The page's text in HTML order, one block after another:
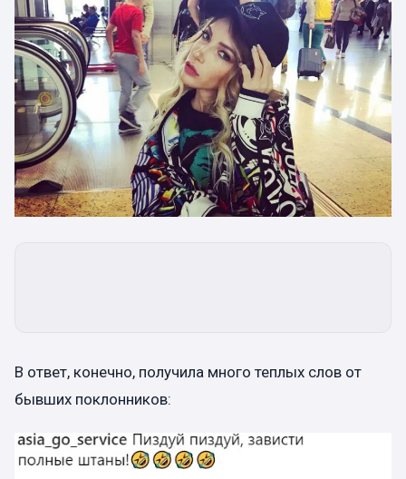
В ответ, конечно, получила много теплых слов от
бывших поклонников: